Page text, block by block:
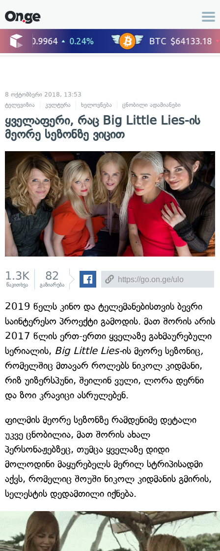
8 ოქტომბერი 2018, 13:53
ტელევიზია
კულტურა ხელოვნება ცნობილი ადამიანები
ყველაფერი, რაც Big Little Lies-ის
მეორე სეზონზე ვიცით
1.3K
წაკითხვა
82
გაზიარება
2019 წელს კინო და ტელემანებისთვის ბევრი
საინტერესო პროექტი გამოდის. მათ შორის არის
2017 წლის ერთ-ერთი ყველაზე გახმაურებული
სერიალის, Big Little Lies-ის მეორე სეზონიც,
რომელშიც მთავარ როლებს ნიკოლ კიდმანი,
რიზ უიზერსპუნი, შეილინ ვული, ლორა დერნი
და ზოი კრავიცი ასრულებენ.
ფილმის მეორე სეზონზე რამდენიმე დეტალი
უკვე ცნობილია, მათ შორის ახალ
პერსონაჟებზეც, თუმცა ყველაზე დიდი
მოლოდინი მაყურებელს მერილ სტრიპისადმი
აქვს, რომელიც შოუში ნიკოლ კიდმანის გმირის,
სელესტის დედამთილი იქნება.